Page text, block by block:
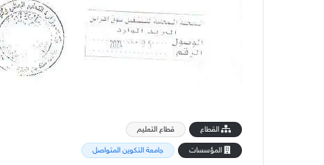
القطاع
قطاع التعليم
المؤسسات
جامعة التكوين المتواصل